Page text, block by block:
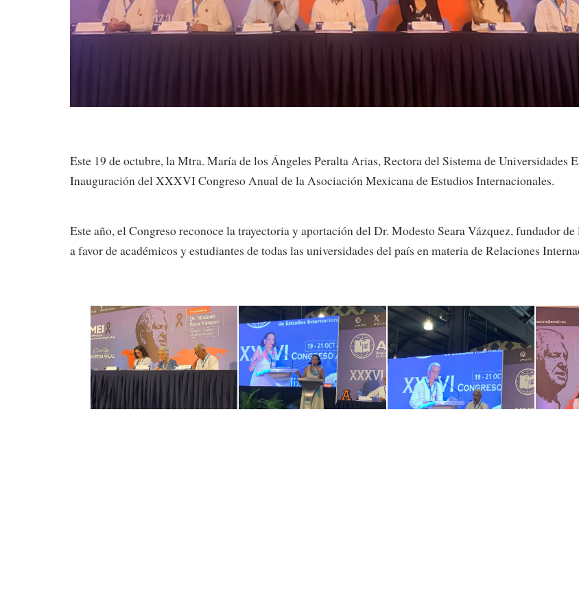
Este 19 de octubre, la Mtra. María de los Ángeles Peralta Arias, Rectora del Sistema de Universidades
Inauguración del XXXVI Congreso Anual de la Asociación Mexicana de Estudios Internacionales.
Este año, el Congreso reconoce la trayectoria y aportación del Dr. Modesto Seara Vázquez, fundador
a favor de académicos y estudiantes de todas las universidades del país en materia de Relaciones